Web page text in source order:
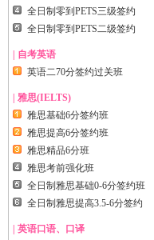
全日制零到PETS三级签约
全日制零到PETS二级签约
| 自考英语
英语二70分签约过关班
| 雅思(IELTS)
雅思基础6分签约班
雅思提高6分签约班
雅思精品6分班
雅思考前强化班
全日制雅思基础0-6分签约班
全日制雅思提高3.5-6分签约
| 英语口语、口译